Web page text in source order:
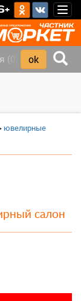
ювелирные
салон